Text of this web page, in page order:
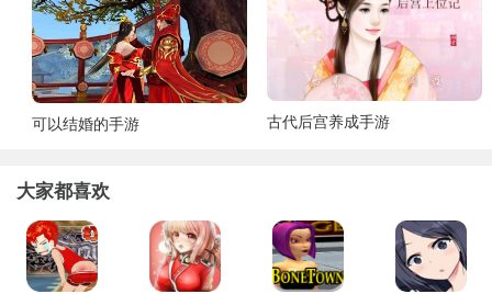
可以结婚的手游 古代后宫养成手游
大家都喜欢